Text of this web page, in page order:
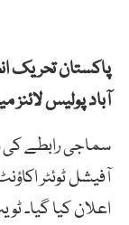
پاکستان تحریک
آباد پولیس لائنز
سماجی رابطے کی
آفیشل ٹوئٹر